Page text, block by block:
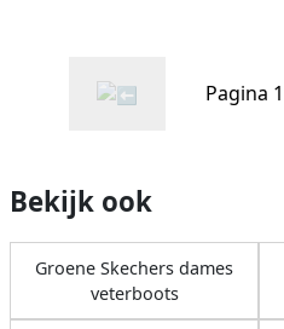
Pagina
Bekijk ook
Groene Skechers dames
veterboots